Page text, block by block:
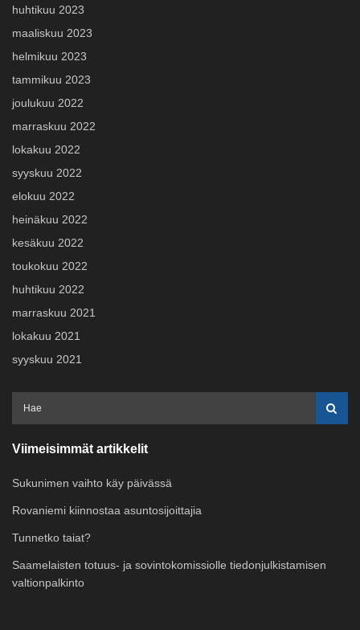
huhtikuu 2023
maaliskuu 2023
helmikuu 2023
tammikuu 2023
joulukuu 2022
marraskuu 2022
lokakuu 2022
syyskuu 2022
elokuu 2022
heinäkuu 2022
kesäkuu 2022
toukokuu 2022
huhtikuu 2022
marraskuu 2021
lokakuu 2021
syyskuu 2021
Viimeisimmät artikkelit
Sukunimen vaihto käy päivässä
Rovaniemi kiinnostaa asuntosijoittajia
Tunnetko taiat?
Saamelaisten totuus- ja sovintokomissiolle tiedonjulkistamisen
valtionpalkinto